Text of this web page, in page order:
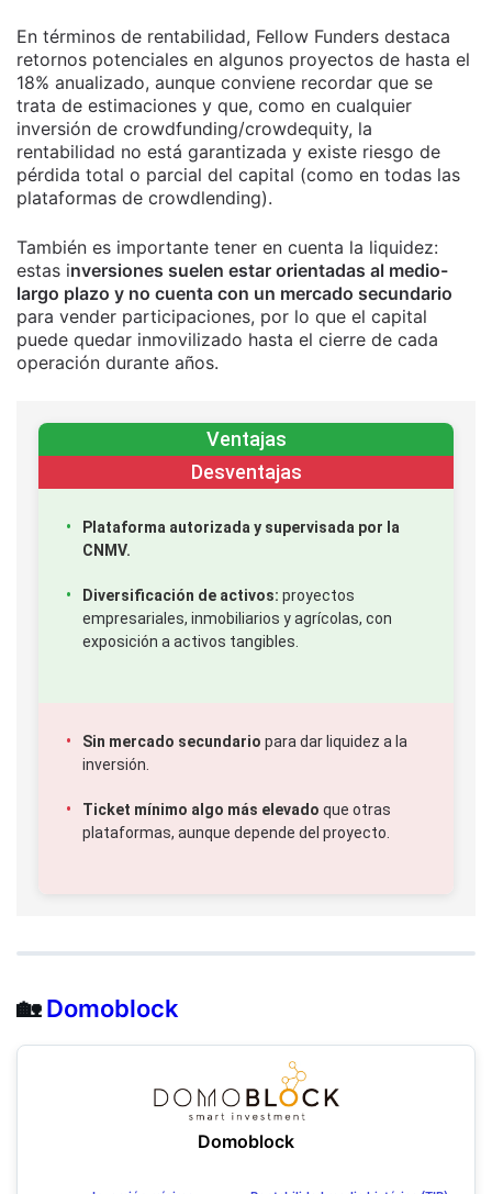
En términos de rentabilidad, Fellow Funders destaca
retornos potenciales en algunos proyectos de hasta el
18% anualizado, aunque conviene recordar que se
trata de estimaciones y que, como en cualquier
inversión de crowdfunding/crowdequity, la
rentabilidad no está garantizada y existe riesgo de
pérdida total o parcial del capital (como en todas las
plataformas de crowdlending).
También es importante tener en cuenta la liquidez:
estas inversiones suelen estar orientadas al medio-
largo plazo y no cuenta con un mercado secundario
para vender participaciones, por lo que el capital
puede quedar inmovilizado hasta el cierre de cada
operación durante años.
Ventajas
Desventajas
Plataforma autorizada y supervisada por la
CNMV.
Diversificación de activos: proyectos
empresariales, inmobiliarios y agrícolas, con
exposición a activos tangibles.
Sin mercado secundario para dar liquidez a la
inversión.
Ticket mínimo algo más elevado que otras
plataformas, aunque depende del proyecto.
🏡Domoblock
Domoblock